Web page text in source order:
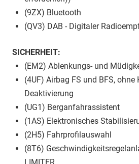
(9ZX) Bluetooth
(QV3) DAB - Digitaler
SICHERHEIT:
(EM2) Ablenkungs- und
(4UF) Airbag FS und BFS, ohne
Deaktivierung
(UG1) Berganfahrassistent
(1AS) Elektronisches
(2H5) Fahrprofilauswahl
(8T6)